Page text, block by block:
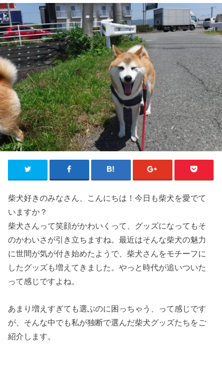
柴犬好きのみなさん、こんにちは！今日も柴犬を愛でて
いますか？
柴犬さんって笑顔がかわいくって、グッズになってもそ
のかわいさが引き立ちますね。最近はそんな柴犬の魅力
に世間が気が付き始めたようで、柴犬さんをモチーフに
したグッズも増えてきました。やっと時代が追いついた
って感じですよね。
あまり増えすぎても選ぶのに困っちゃう、って感じです
が、そんな中でも私が独断で選んだ柴犬グッズたちをご
紹介します。